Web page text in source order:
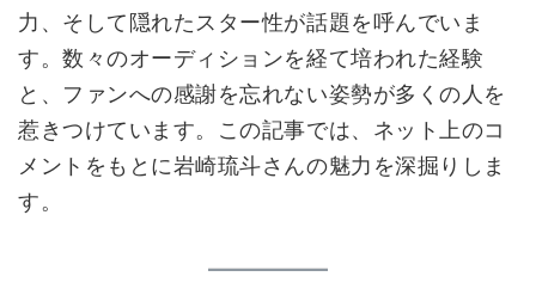
力、そして隠れたスター性が話題を呼んでいま
す。数々のオーディションを経て培われた経験
と、ファンへの感謝を忘れない姿勢が多くの人を
惹きつけています。この記事では、ネット上のコ
メントをもとに岩崎琉斗さんの魅力を深掘りしま
す。